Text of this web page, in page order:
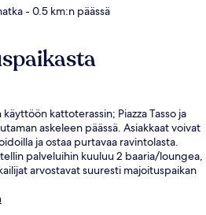
- 0.5 km:n päässä
kattoterassin; Piazza Tasso ja
askeleen päässä. Asiakkaat voivat
ja ostaa purtavaa ravintolasta.
palveluihin kuuluu 2 baaria/loungea,
arvostavat suuresti majoituspaikan